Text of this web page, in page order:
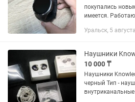
покупались
имеется.
пульса, шагомер,
самих...
Уральск, 5 августа
10 000 ₸
Наушники
черный Тип - наушники Вид -